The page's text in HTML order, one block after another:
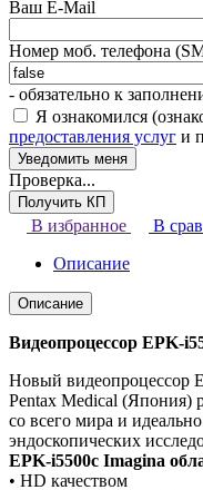
Ваш E-Mail
Номер моб. телефона
- обязательно к
Я ознакомился
предоставления услуг и
Проверка...
В избранное
В
Описание
Описание
Видеопроцессор EPK-
Новый видеопроцессор
Pentax Medical (Япония)
со всего мира и
эндоскопических
EPK-i5500c Imagina
• HD качеством